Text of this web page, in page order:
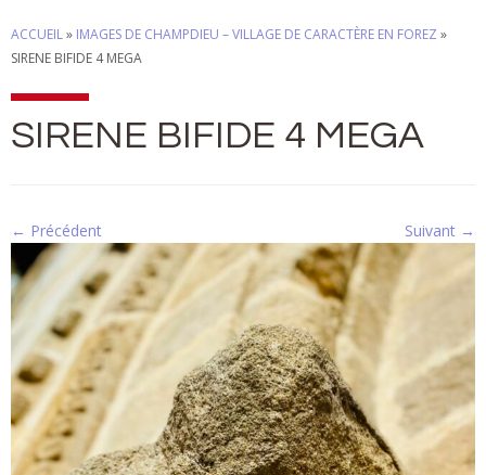
ACCUEIL» IMAGES DE CHAMPDIEU – VILLAGE DE CARACTÈRE EN FOREZ »
SIRENE BIFIDE 4 MEGA
SIRENE BIFIDE 4 MEGA
← Précédent Suivant →